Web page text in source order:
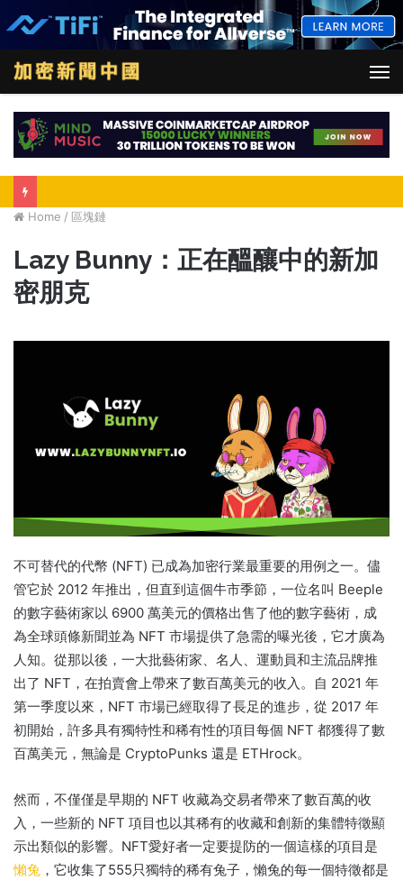
Home / 區塊鏈
Lazy Bunny：正在醞釀中的新加
密朋克
不可替代的代幣 (NFT) 已成為加密行業最重要的用例之一。 儘
管它於 2012 年推出，但直到這個牛市季節，一位名叫 Beeple
的數字藝術家以 6900 萬美元的價格出售了他的數字藝術，成
為全球頭條新聞並為 NFT 市場提供了急需的曝光後，它才廣為
人知。 從那以後，一大批藝術家、名人、運動員和主流品牌推
出了 NFT，在拍賣會上帶來了數百萬美元的收入。
自 2021 年
第一季度以來，NFT 市場已經取得了長足的進步，從 2017 年
初開始，許多具有獨特性和稀有性的項目每個 NFT 都獲得了數
百萬美元，無論是 CryptoPunks 還是 ETHrock。
然而，不僅僅是早期的 NFT 收藏為交易者帶來了數百萬的收
入，一些新的 NFT 項目也以其稀有的收藏和創新的集體特徵顯
示出類似的影響。 NFT愛好者一定要提防的一個這樣的項目是
懶兔 ，它收集了555只獨特的稀有兔子，懶兔的每一個特徵都是